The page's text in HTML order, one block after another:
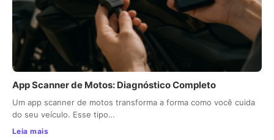
App Scanner de Motos: Diagnóstico Completo
Um app scanner de motos transforma a forma como você cuida
do seu veículo. Esse tipo…
Leia mais